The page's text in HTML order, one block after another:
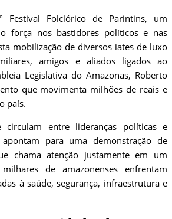
Festival Folclórico de Parintins, um
força nos bastidores políticos e nas
mobilização de diversos iates de luxo
amigos e aliados ligados ao
Legislativa do Amazonas, Roberto
que movimenta milhões de reais e
país.
circulam entre lideranças políticas e
apontam para uma demonstração de
chama atenção justamente em um
de amazonenses enfrentam
à saúde, segurança, infraestrutura e